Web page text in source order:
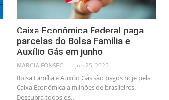
Caixa Econômica Federal paga
parcelas do Bolsa Família e
Auxílio Gás em junho
MARCIA FONSECA - FINANCIAL CONSULTANT jun 25, 2025
Bolsa Família e Auxílio Gás são pagos hoje pela
Caixa Econômica a milhões de brasileiros.
Descubra todos os…